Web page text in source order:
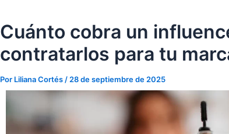
Cuánto cobra un
contratarlos para tu
Por Liliana Cortés / 28 de septiembre de 2025